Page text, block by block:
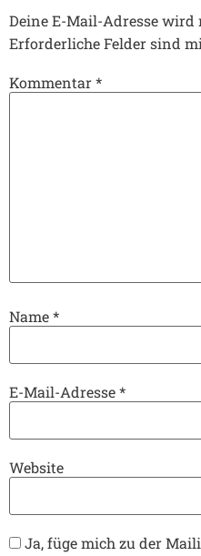
Deine E-Mail-Adresse
Erforderliche Felder sind
Kommentar*
Name*
E-Mail-Adresse*
Website
Ja, füge mich zu der